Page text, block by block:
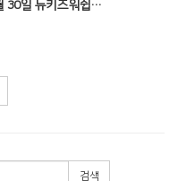
11월 30일 뉴키즈워쉽 예배현황
검색